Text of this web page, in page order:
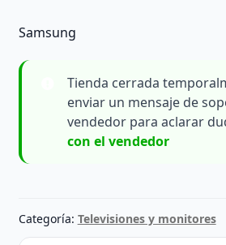
Samsung
Tienda cerrada
enviar un mensaje de
vendedor para aclarar
con el vendedor
Categoría: Televisiones y monitores